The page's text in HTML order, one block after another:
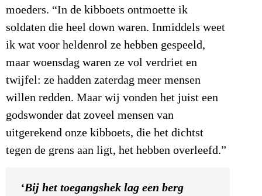
moeders. “In de kibboets ontmoette ik
soldaten die heel down waren. Inmiddels weet
ik wat voor heldenrol ze hebben gespeeld,
maar woensdag waren ze vol verdriet en
twijfel: ze hadden zaterdag meer mensen
willen redden. Maar wij vonden het juist een
godswonder dat zoveel mensen van
uitgerekend onze kibboets, die het dichtst
tegen de grens aan ligt, het hebben overleefd.”
‘Bij het toegangshek lag een berg